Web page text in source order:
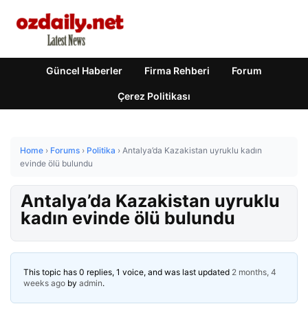
Güncel Haberler Firma Rehberi Forum
Çerez Politikası
Home › Forums › Politika › Antalya’da Kazakistan uyruklu kadın
evinde ölü bulundu
Antalya’da Kazakistan uyruklu
kadın evinde ölü bulundu
This topic has 0 replies, 1 voice, and was last updated 2 months, 4
weeks ago by admin.